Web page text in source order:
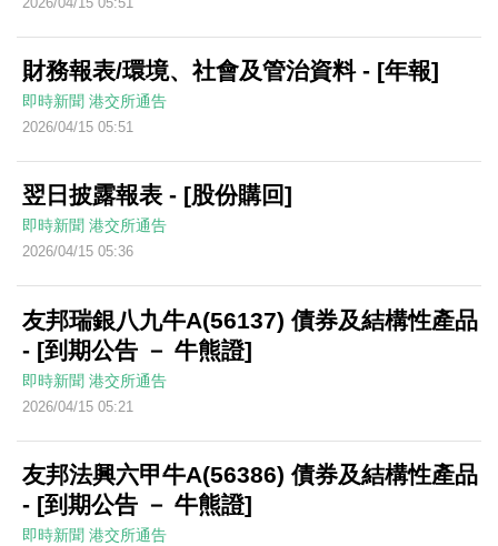
財務報表/環境、社會及管治資料 - [年報]
即時新聞 港交所通告
2026/04/15 05:51
翌日披露報表 - [股份購回]
即時新聞 港交所通告
2026/04/15 05:36
友邦瑞銀八九牛A(56137) 債券及結構性產品
- [到期公告 － 牛熊證]
即時新聞 港交所通告
2026/04/15 05:21
友邦法興六甲牛A(56386) 債券及結構性產品
- [到期公告 － 牛熊證]
即時新聞 港交所通告